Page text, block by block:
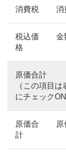
消費税 消
税込価
格
金
原価合計
（この項目
にチェック
原価合
計